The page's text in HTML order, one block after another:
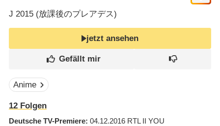
J 2015 (放課後のプレアデス)
jetzt ansehen
Anime
12Folgen
Deutsche TV-Premiere 04.12.2016 RTL II YOU